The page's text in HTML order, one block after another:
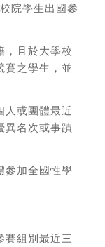
院學生出國參
，且於大學校
賽之學生，並
人或團體最近
異名次或事蹟
參加全國性學
賽組別最近三